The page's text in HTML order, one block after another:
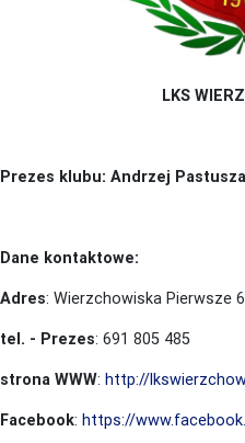
LKS
Prezes klubu: Andrzej
Dane kontaktowe:
Adres: Wierzchowiska Pierwsze
tel. - Prezes: 691 805 485
strona WWW: http://
Facebook: https://